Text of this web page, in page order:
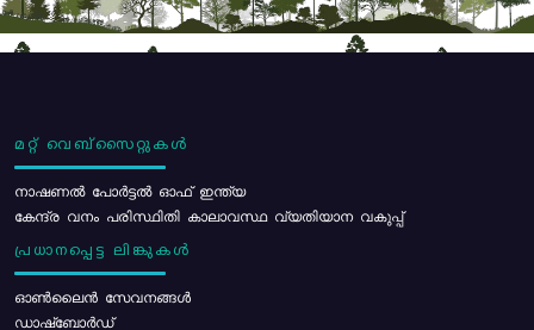
മറ്റ് വെബ്സൈറ്റുകൾ
നാഷണൽ പോർട്ടൽ ഓഫ് ഇന്ത്യ
കേന്ദ്ര വനം പരിസ്ഥിതി കാലാവസ്ഥ വ്യതിയാന വകുപ്പ്
പ്രധാനപ്പെട്ട ലിങ്കുകൾ
ഓൺലൈൻ സേവനങ്ങൾ
ഡാഷ്ബോർഡ്